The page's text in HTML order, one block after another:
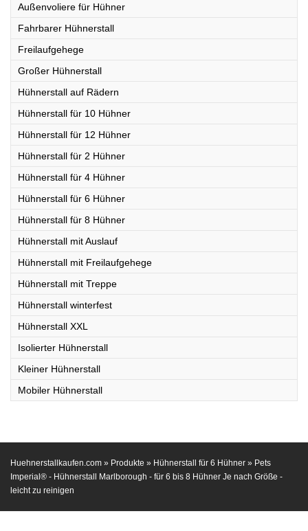
Außenvoliere für Hühner
Fahrbarer Hühnerstall
Freilaufgehege
Großer Hühnerstall
Hühnerstall auf Rädern
Hühnerstall für 10 Hühner
Hühnerstall für 12 Hühner
Hühnerstall für 2 Hühner
Hühnerstall für 4 Hühner
Hühnerstall für 6 Hühner
Hühnerstall für 8 Hühner
Hühnerstall mit Auslauf
Hühnerstall mit Freilaufgehege
Hühnerstall mit Treppe
Hühnerstall winterfest
Hühnerstall XXL
Isolierter Hühnerstall
Kleiner Hühnerstall
Mobiler Hühnerstall
Huehnerstallkaufen.com » Produkte » Hühnerstall für 6 Hühner » Pets
Imperial® - Hühnerstall Marlborough - für 6 bis 8 Hühner Je nach Größe -
leicht zu reinigen